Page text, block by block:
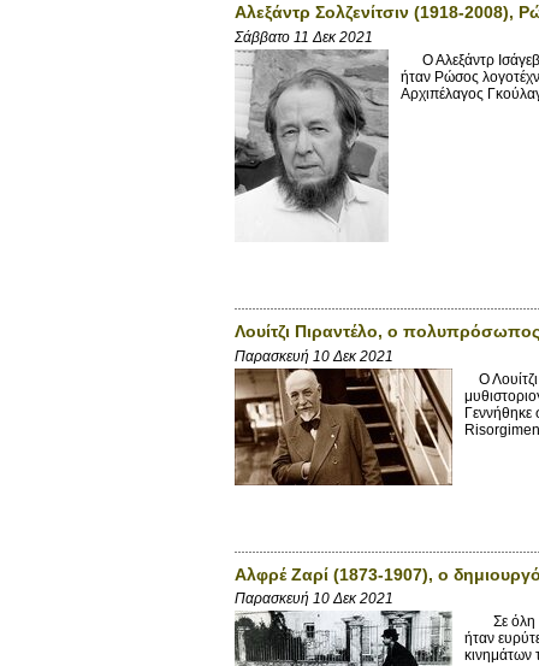
Αλεξάντρ Σολζενίτσιν (1918-2008),
Σάββατο 11 Δεκ 2021
Ο Αλεξάντρ
ήταν Ρώσος
Αρχιπέλαγος
Λουίτζι Πιραντέλο, ο
Παρασκευή 10 Δεκ 2021
Ο
Γεννήθηκε
Αλφρέ Ζαρί (1873-1907), ο
Παρασκευή 10 Δεκ 2021
Σε όλη τη
ήταν
κινημάτων